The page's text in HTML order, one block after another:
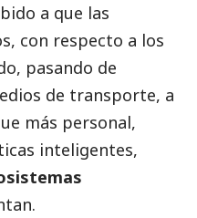
a que las
con respecto a los
pasando de
de transporte, a
más personal,
inteligentes,